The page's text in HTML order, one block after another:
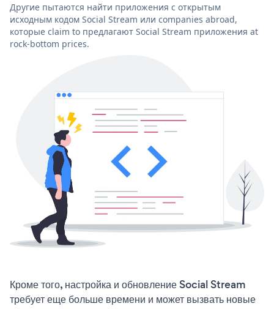
Другие пытаются найти приложения с открытым
исходным кодом Social Stream или companies abroad,
которые claim to предлагают Social Stream приложения at
rock-bottom prices.
Кроме того, настройка и обновление Social Stream
требует еще больше времени и может вызвать новые